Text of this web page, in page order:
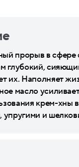
прорыв в сфере
глубокий,
их. Наполняет
масло
крем-хны
упругими и